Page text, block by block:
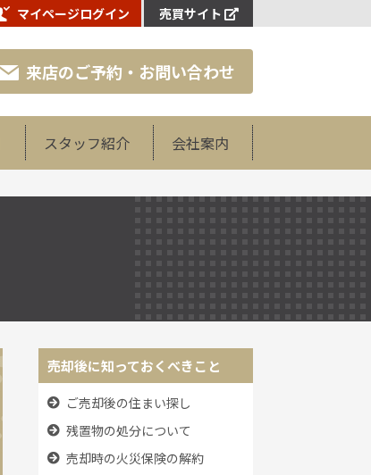
マイページログイン 売買サイト
来店のご予約・お問い合わせ
スタッフ紹介 会社案内
売却後に知っておくべきこと
ご売却後の住まい探し
残置物の処分について
売却時の火災保険の解約